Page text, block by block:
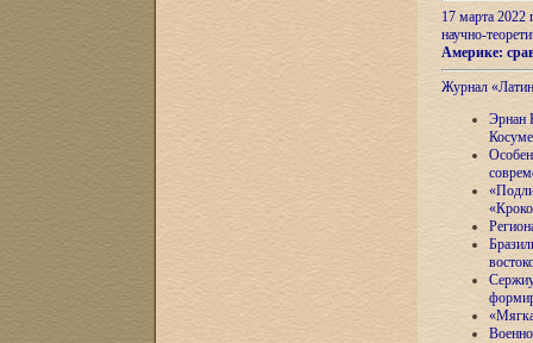
17 марта 2022
научно-
Америке:
Журнал
Эрнан